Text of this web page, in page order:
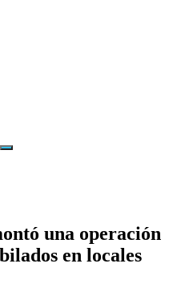
Buscar
una operación
en locales